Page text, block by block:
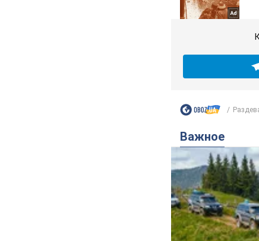
Важное